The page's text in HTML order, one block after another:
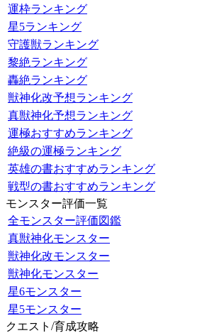
運枠ランキング
星5ランキング
守護獣ランキング
黎絶ランキング
轟絶ランキング
獣神化改予想ランキング
真獣神化予想ランキング
運極おすすめランキング
絶級の運極ランキング
英雄の書おすすめランキング
戦型の書おすすめランキング
モンスター評価一覧
全モンスター評価図鑑
真獣神化モンスター
獣神化改モンスター
獣神化モンスター
星6モンスター
星5モンスター
クエスト/育成攻略